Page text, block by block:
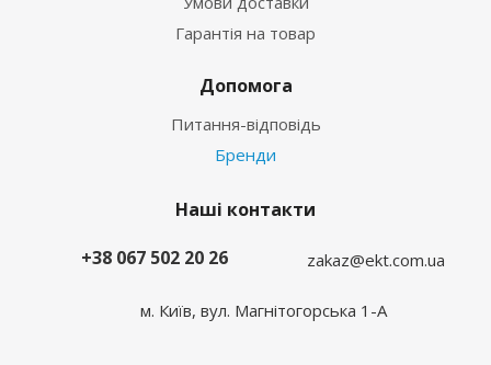
Гарантія на товар
Допомога
Питання-відповідь
Бренди
Наші контакти
+38 067 502 20 26
zakaz@ekt.com.ua
м. Київ, вул. Магнітогорська 1-А